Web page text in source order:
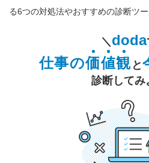
る6つの対処法やおすすめの診断ツー
＼ doda
仕事の価値観 と
診断してみ